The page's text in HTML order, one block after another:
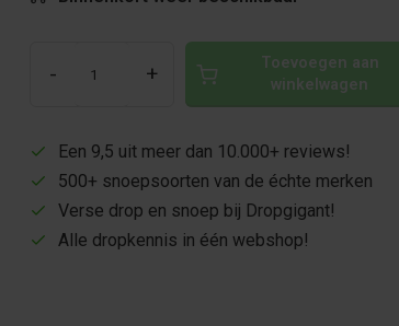
- +
Toevoegen aan
winkelwagen
Een 9,5 uit meer dan 10.000+ reviews!
500+ snoepsoorten van de échte merken
Verse drop en snoep bij Dropgigant!
Alle dropkennis in één webshop!